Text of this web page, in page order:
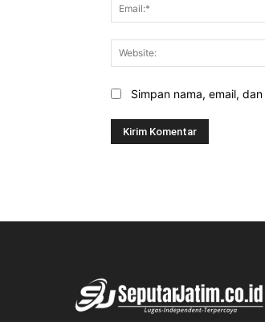
Simpan nama, email,